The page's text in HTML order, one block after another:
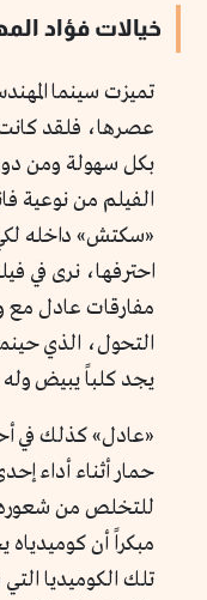
خيالات فؤاد
تميزت سينما
عصرها، فلقد كانت
بكل سهولة ومن
الفيلم من نوعية
«سكتش» داخله لكي
مفارقات عادل مع
التحول، الذي
يجد كلباً يبيض
«عادل» كذلك في
حمار أثناء أداء
للتخلص من شعوره
مبكراً أن
تلك الكوميديا